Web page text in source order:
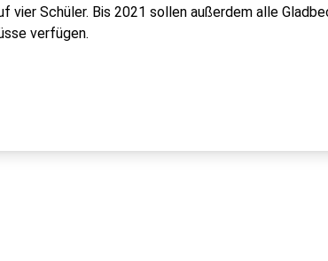
vier Schüler. Bis 2021 sollen außerdem alle
verfügen.